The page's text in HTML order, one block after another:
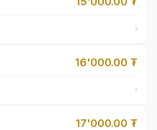
›
16'000.00 ₮
›
17'000.00 ₮